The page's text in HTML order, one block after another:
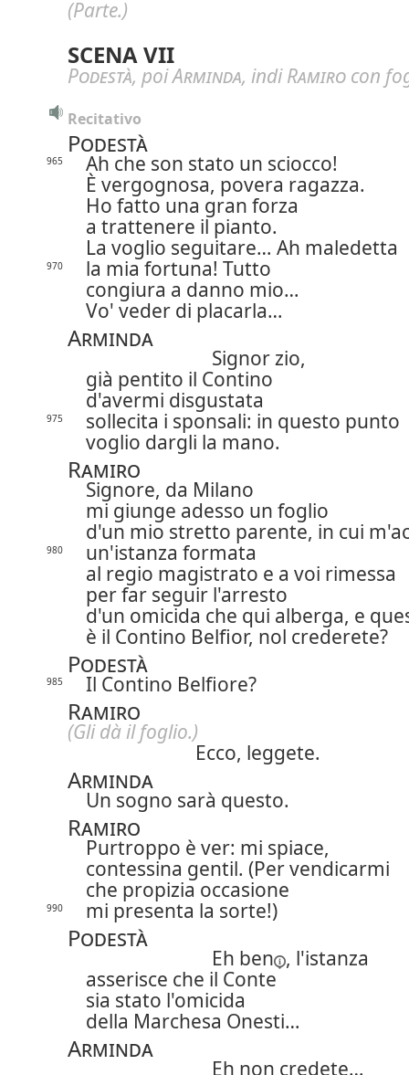
(Parte.)
SCENA VII
Podestà, poiArminda, indiRamiro con
Recitativo
Podestà
965
Ah che son stato un sciocco!
È vergognosa, povera ragazza.
Ho fatto una gran forza
a trattenere il pianto.
La voglio seguitare… Ah maledetta
970
la mia fortuna! Tutto
congiura a danno mio…
Vo' veder di placarla…
Arminda
Signor zio,
già pentito il Contino
d'avermi disgustata
975
sollecita i sponsali: in questo punto
voglio dargli la mano.
Ramiro
Signore, da Milano
mi giunge adesso un foglio
d'un mio stretto parente, in cui
980
un'istanza formata
al regio magistrato e a voi rimessa
per far seguir l'arresto
d'un omicida che qui alberga, e
è il Contino Belfior, nol crederete?
Podestà
985 Il Contino Belfiore?
Ramiro
(Gli dà il foglio.)
Ecco, leggete.
Arminda
Un sogno sarà questo.
Ramiro
Purtroppo è ver: mi spiace,
contessina gentil. (Per vendicarmi
che propizia occasione
990 mi presenta la sorte!)
Podestà
Eh ben , l'istanza
asserisce che il Conte
sia stato l'omicida
della Marchesa Onesti…
Arminda
Eh non credete…